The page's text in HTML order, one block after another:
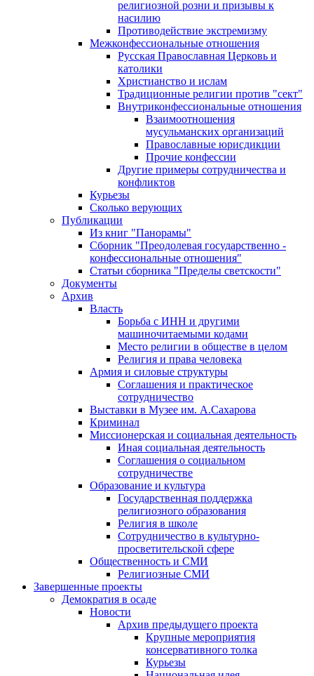
религиозной розни и призывы к
насилию
Противодействие экстремизму
Межконфессиональные отношения
Русская Православная Церковь и
католики
Христианство и ислам
Традиционные религии против "сект"
Внутриконфессиональные отношения
Взаимоотношения
мусульманских организаций
Православные юрисдикции
Прочие конфессии
Другие примеры сотрудничества и
конфликтов
Курьезы
Сколько верующих
Публикации
Из книг "Панорамы"
Сборник "Преодолевая государственно -
конфессиональные отношения"
Статьи сборника "Пределы светскости"
Документы
Архив
Власть
Борьба с ИНН и другими
машиночитаемыми кодами
Место религии в обществе в целом
Религия и права человека
Армия и силовые структуры
Соглашения и практическое
сотрудничество
Выставки в Музее им. А.Сахарова
Криминал
Миссионерская и социальная деятельность
Иная социальная деятельность
Соглашения о социальном
сотрудничестве
Образование и культура
Государственная поддержка
религиозного образования
Религия в школе
Сотрудничество в культурно-
просветительской сфере
Общественность и СМИ
Религиозные СМИ
Завершенные проекты
Демократия в осаде
Новости
Архив предыдущего проекта
Крупные мероприятия
консервативного толка
Курьезы